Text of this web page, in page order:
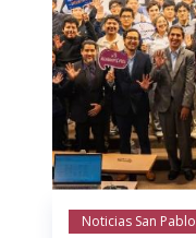
Noticias San Pablo